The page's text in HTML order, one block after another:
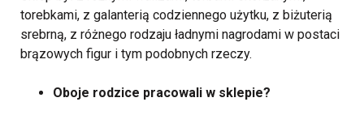
torebkami, z galanterią codziennego użytku, z biżuterią
srebrną, z różnego rodzaju ładnymi nagrodami w postaci
brązowych figur i tym podobnych rzeczy.
Oboje rodzice pracowali w sklepie?